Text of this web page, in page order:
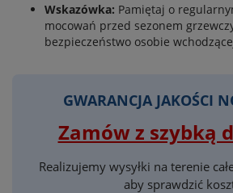
Wskazówka: Pamiętaj o
mocowań przed sezonem
bezpieczeństwo osobie
GWARANCJA JAKOŚCI
Zamów z szybką
Realizujemy wysyłki na terenie
aby sprawdzić